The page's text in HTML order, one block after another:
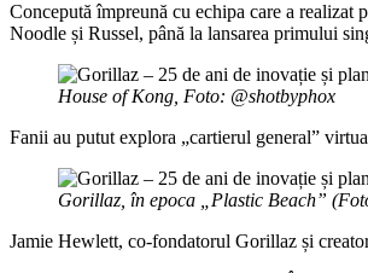
Concepută împreună cu echipa care a
Noodle și Russel, până la lansarea primului
House of Kong, Foto: @shotbyphox
Fanii au putut explora „cartierul general”
Gorillaz, în epoca „Plastic Beach”
Jamie Hewlett, co-fondatorul Gorillaz și